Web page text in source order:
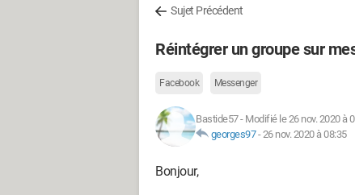
Sujet Précédent
Réintégrer un groupe sur
Facebook Messenger
Bastide57- Modifié le 26 nov. 2020 à
georges97-26 nov. 2020 à 08:35
Bonjour,